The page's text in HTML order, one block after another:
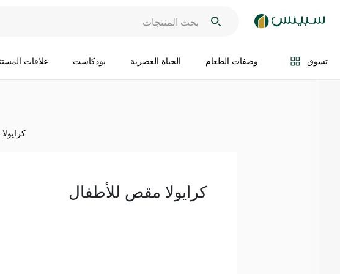
تسوق وصفات الطعام الحياة العصرية بودكاست علاقات
اضف الى السلة
كرايولا مقص للأطفال